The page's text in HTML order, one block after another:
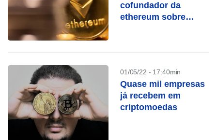
cofundador da
ethereum sobre
01/05/22 - 17:40min
Quase mil empresas
já recebem em
criptomoedas